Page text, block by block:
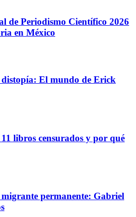
de Periodismo Científico 2026
en México
distopía: El mundo de Erick
libros censurados y por qué
permanente: Gabriel